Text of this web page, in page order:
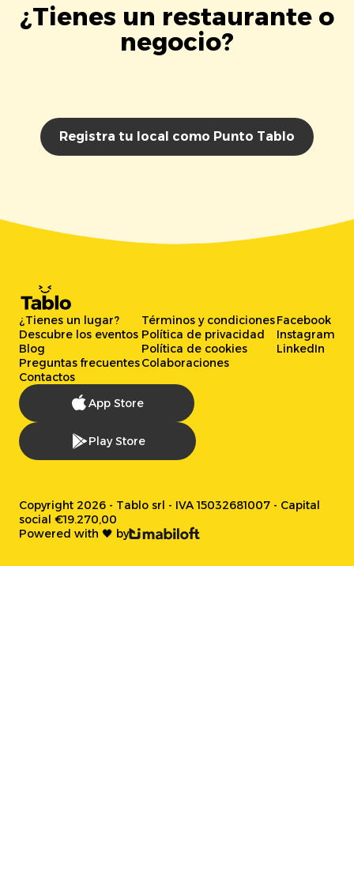
¿Tienes un restaurante o
negocio?
Registra tu local como Punto Tablo
¿Tienes un lugar?
Descubre los eventos
Blog
Preguntas frecuentes
Contactos
Términos y condiciones
Política de privacidad
Política de cookies
Colaboraciones
Facebook
Instagram
LinkedIn
App Store
Play Store
Copyright 2026 - Tablo srl - IVA 15032681007 - Capital
social €19.270,00
Powered with 🖤 by